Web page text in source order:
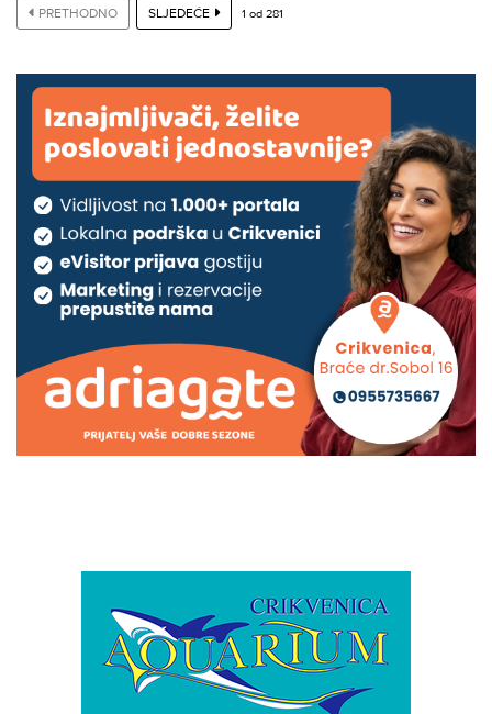
PRETHODNO SLJEDEĆE 1 od 281